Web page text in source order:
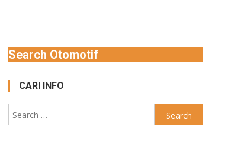
Search Otomotif
CARI INFO
Search
for: